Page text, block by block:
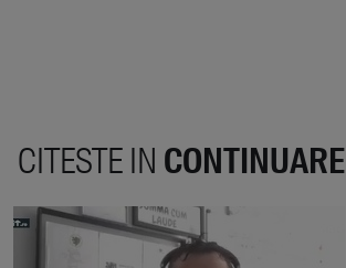
CITESTE IN CONTINUARE